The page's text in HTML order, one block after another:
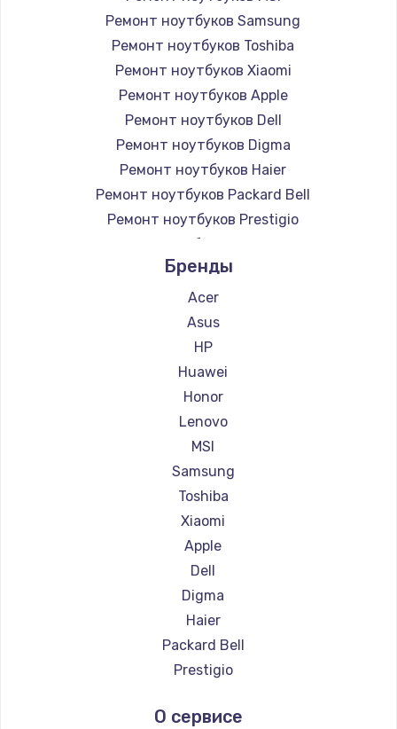
Ремонт ноутбуков Samsung
Ремонт ноутбуков Toshiba
Ремонт ноутбуков Xiaomi
Ремонт ноутбуков Apple
Ремонт ноутбуков Dell
Ремонт ноутбуков Digma
Ремонт ноутбуков Haier
Ремонт ноутбуков Packard Bell
Ремонт ноутбуков Prestigio
Ремонт ноутбуков Alienware
Ремонт ноутбуков Aquarius
Ремонт ноутбуков Gigabyte
Ремонт ноутбуков Aorus
Ремонт ноутбуков Maibenben
Ремонт ноутбуков Getac
Ремонт ноутбуков Epson
Ремонт ноутбуков Philips
Ремонт ноутбуков LG
Ремонт ноутбуков Panasonic
Ремонт ноутбуков Irbis
Ремонт ноутбуков Thunderobot
Ремонт ноутбуков Hasee
Ремонт ноутбуков ZTE
Ремонт ноутбуков Hiper
Ремонт ноутбуков Evga
Ремонт ноутбуков Google
Ремонт ноутбуков Echips
Ремонт ноутбуков Predator
Бренды
Acer
Asus
HP
Huawei
Honor
Lenovo
MSI
Samsung
Toshiba
Xiaomi
Apple
Dell
Digma
Haier
Packard Bell
Prestigio
Aquarius
О сервисе